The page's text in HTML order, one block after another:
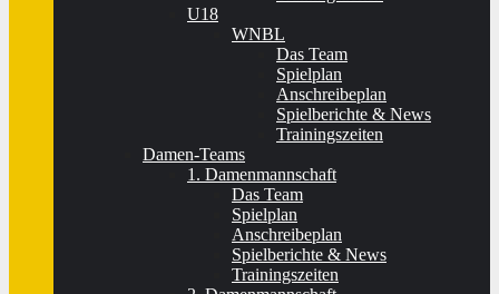
U18
WNBL
Das Team
Spielplan
Anschreibeplan
Spielberichte & News
Trainingszeiten
Damen-Teams
1. Damenmannschaft
Das Team
Spielplan
Anschreibeplan
Spielberichte & News
Trainingszeiten